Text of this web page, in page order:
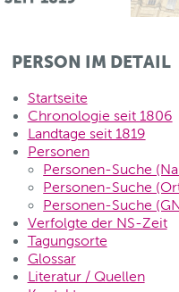
PERSON IM DETAIL
Startseite
Chronologie seit 1806
Landtage seit 1819
Personen
Personen-Suche
Personen-Suche
Personen-Suche
Verfolgte der NS-Zeit
Tagungsorte
Glossar
Literatur / Quellen